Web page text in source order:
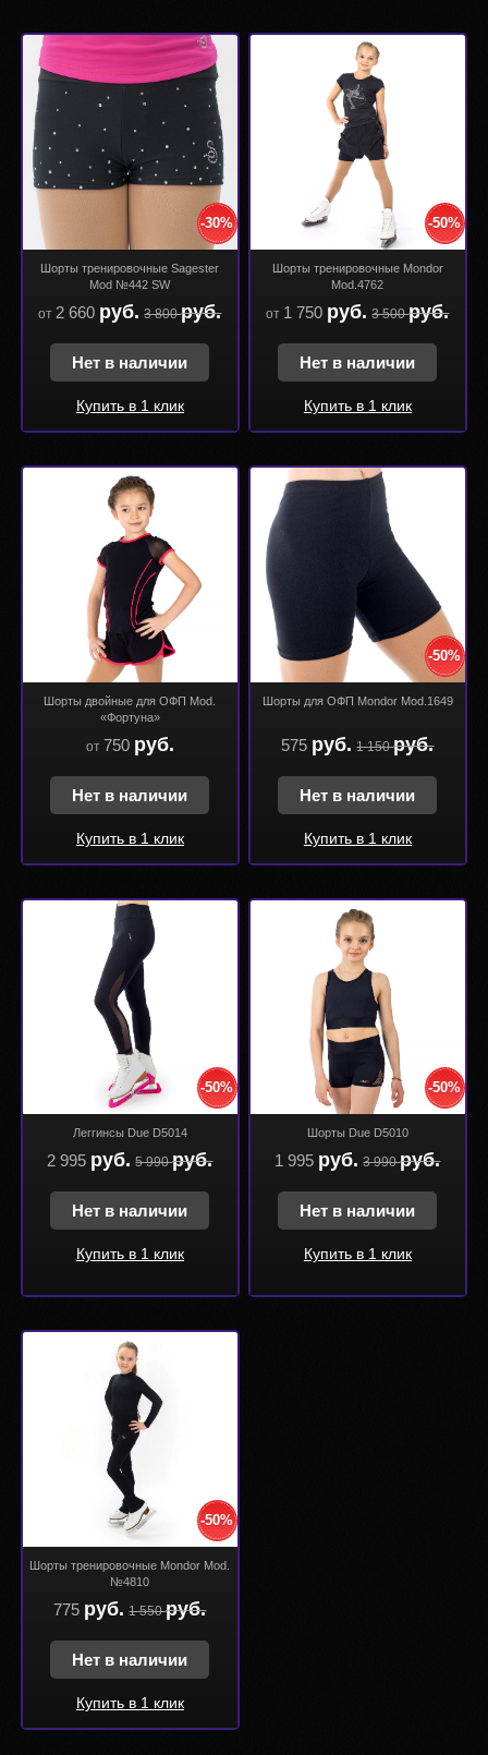
-30%
Шорты тренировочные Sagester
Mod №442 SW
от2 660 руб. 3 800руб.
Нет в наличии
Купить в 1 клик
-50%
Шорты тренировочные Mondor
Mod.4762
от 1 750 руб. 3 500руб.
Нет в наличии
Купить в 1 клик
Шорты двойные для ОФП Mod.
«Фортуна»
от 750 руб.
Нет в наличии
Купить в 1 клик
-50%
Шорты для ОФП Mondor Mod.1649
575 руб. 1 150руб.
Нет в наличии
Купить в 1 клик
-50%
Леггинсы Due D5014
2 995 руб. 5 990руб.
Нет в наличии
Купить в 1 клик
-50%
Шорты Due D5010
1 995 руб. 3 990руб.
Нет в наличии
Купить в 1 клик
-50%
Шорты тренировочные Mondor Mod.
№4810
775 руб. 1 550руб.
Нет в наличии
Купить в 1 клик